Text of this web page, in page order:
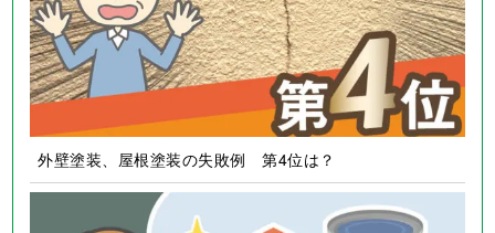
外壁塗装、屋根塗装の失敗例 第4位は？